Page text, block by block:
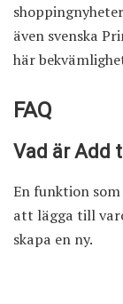
även svenska
här
FAQ
Vad är Add
En funktion
att lägga till
skapa en ny.